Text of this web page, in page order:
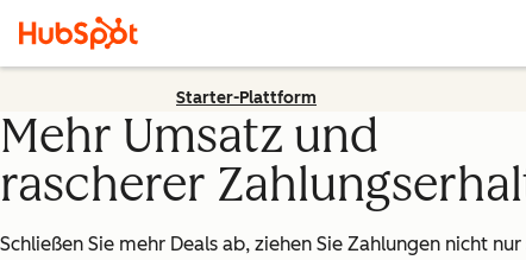
Starter-Plattform
Mehr Umsatz und
rascherer
Schließen Sie mehr Deals ab, ziehen Sie Zahlungen nicht